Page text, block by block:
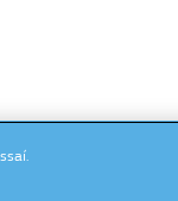
2026. Todos